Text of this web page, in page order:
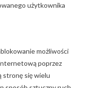
użytkownika
możliwości
poprzez
stronę się wielu